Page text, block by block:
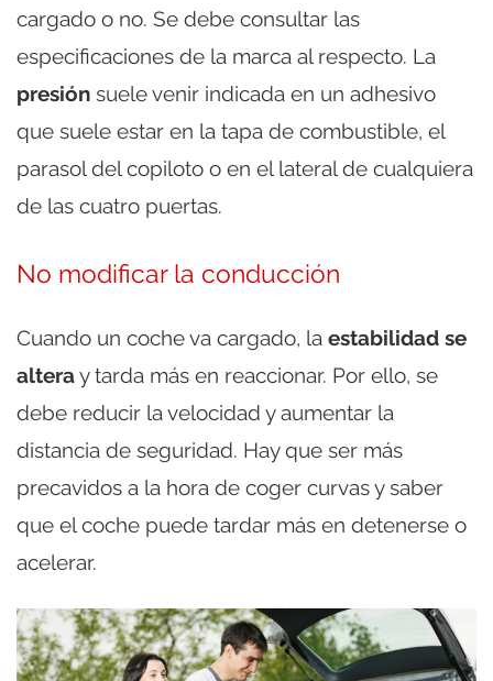
cargado o no. Se debe consultar las
especificaciones de la marca al respecto. La
presión suele venir indicada en un adhesivo
que suele estar en la tapa de combustible, el
parasol del copiloto o en el lateral de cualquiera
de las cuatro puertas.
No modificar la conducción
Cuando un coche va cargado, la estabilidad se
alteray tarda más en reaccionar. Por ello, se
debe reducir la velocidad y aumentar la
distancia de seguridad. Hay que ser más
precavidos a la hora de coger curvas y saber
que el coche puede tardar más en detenerse o
acelerar.